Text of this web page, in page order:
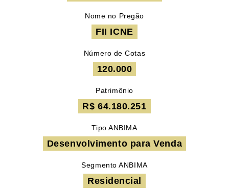
Nome no Pregão
FII ICNE
Número de Cotas
120.000
Patrimônio
R$ 64.180.251
Tipo ANBIMA
Desenvolvimento para Venda
Segmento ANBIMA
Residencial